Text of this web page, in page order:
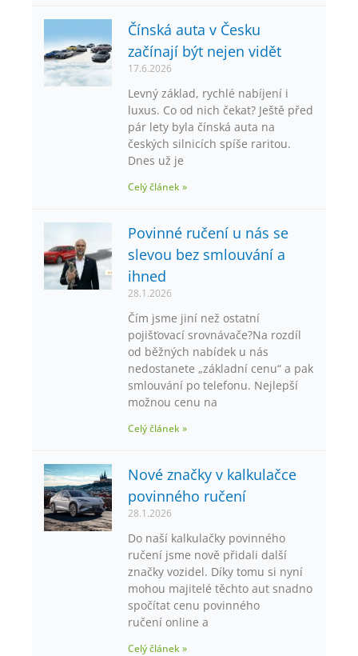
Čínská auta v Česku
začínají být nejen vidět
17.6.2026
Levný základ, rychlé nabíjení i
luxus. Co od nich čekat? Ještě před
pár lety byla čínská auta na
českých silnicích spíše raritou.
Dnes už je
Celý článek »
Povinné ručení u nás se
slevou bez smlouvání a
ihned
28.1.2026
Čím jsme jiní než ostatní
pojišťovací srovnávače?Na rozdíl
od běžných nabídek u nás
nedostanete „základní cenu“ a pak
smlouvání po telefonu. Nejlepší
možnou cenu na
Celý článek »
Nové značky v kalkulačce
povinného ručení
28.1.2026
Do naší kalkulačky povinného
ručení jsme nově přidali další
značky vozidel. Díky tomu si nyní
mohou majitelé těchto aut snadno
spočítat cenu povinného
ručení online a
Celý článek »